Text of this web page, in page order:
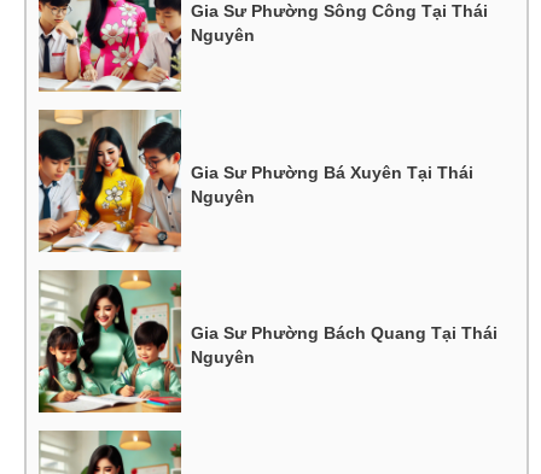
Gia Sư Phường Sông Công Tại Thái
Nguyên
Gia Sư Phường Bá Xuyên Tại Thái
Nguyên
Gia Sư Phường Bách Quang Tại Thái
Nguyên